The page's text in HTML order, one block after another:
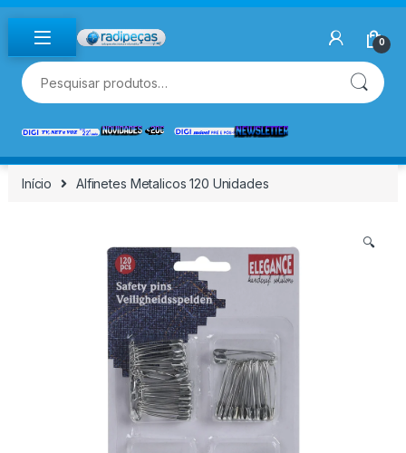
Skip to navigation
Skip to content
0
Pesquisar por:
Início Alfinetes Metalicos 120 Unidades
🔍